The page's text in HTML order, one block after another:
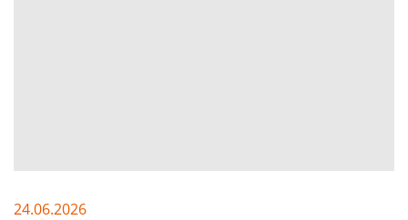
24.06.2026